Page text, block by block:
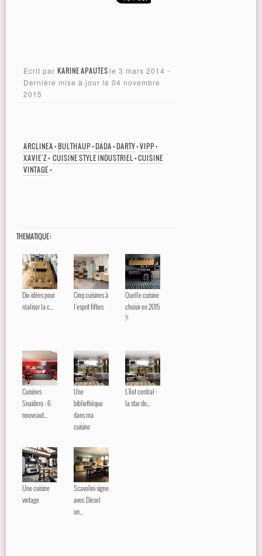
Ecrit par KARINE APAUTES le 3 mars 2014 -
Dernière mise à jour le 04 novembre
2015
ARCLINEA•BULTHAUP•DADA•DARTY•VIPP•
XAVIE'Z• CUISINE STYLE INDUSTRIEL•CUISINE
VINTAGE•
THEMATIQUE :
Dix idées pour
réaliser la c...
Cinq cuisines à
l'esprit fifties
Quelle cuisine
choisir en 2015
?
Cuisines
Snaidero : 6
nouveaut...
Une
bibliothèque
dans ma
cuisine
L’îlot central :
la star de...
Une cuisine
vintage
Scavolini signe
avec Diesel
un...